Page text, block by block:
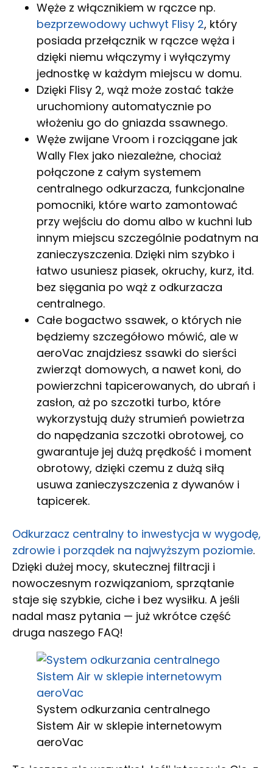
Węże z włącznikiem w rączce np.
bezprzewodowy uchwyt Flisy 2, który
posiada przełącznik w rączce węża i
dzięki niemu włączymy i wyłączymy
jednostkę w każdym miejscu w domu.
Dzięki Flisy 2, wąż może zostać także
uruchomiony automatycznie po
włożeniu go do gniazda ssawnego.
Węże zwijane Vroom i rozciągane jak
Wally Flex jako niezależne, chociaż
połączone z całym systemem
centralnego odkurzacza, funkcjonalne
pomocniki, które warto zamontować
przy wejściu do domu albo w kuchni lub
innym miejscu szczególnie podatnym na
zanieczyszczenia. Dzięki nim szybko i
łatwo usuniesz piasek, okruchy, kurz, itd.
bez sięgania po wąż z odkurzacza
centralnego.
Całe bogactwo ssawek, o których nie
będziemy szczegółowo mówić, ale w
aeroVac znajdziesz ssawki do sierści
zwierząt domowych, a nawet koni, do
powierzchni tapicerowanych, do ubrań i
zasłon, aż po szczotki turbo, które
wykorzystują duży strumień powietrza
do napędzania szczotki obrotowej, co
gwarantuje jej dużą prędkość i moment
obrotowy, dzięki czemu z dużą siłą
usuwa zanieczyszczenia z dywanów i
tapicerek.
Odkurzacz centralny to inwestycja w wygodę,
zdrowie i porządek na najwyższym poziomie.
Dzięki dużej mocy, skutecznej filtracji i
nowoczesnym rozwiązaniom, sprzątanie
staje się szybkie, ciche i bez wysiłku. A jeśli
nadal masz pytania — już wkrótce część
druga naszego FAQ!
System odkurzania centralnego
Sistem Air w sklepie internetowym
aeroVac